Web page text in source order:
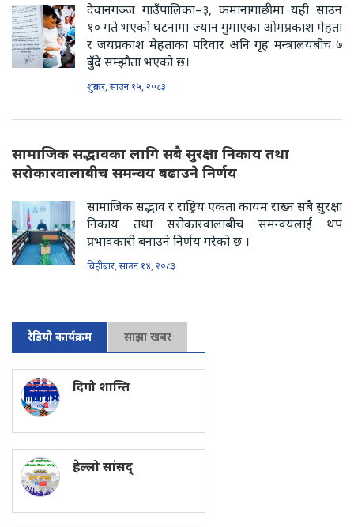
देवानगञ्ज गाउँपालिका–३, कमानागाछीमा यही साउन
१० गते भएको घटनामा ज्यान गुमाएका ओमप्रकाश मेहता
र जयप्रकाश मेहताका परिवार अनि गृह मन्त्रालयबीच ७
बुँदे सम्झौता भएको छ।
शुक्रबार, साउन १५, २०८३
सामाजिक सद्भावका लागि सबै सुरक्षा निकाय तथा
सरोकारवालाबीच समन्वय बढाउने निर्णय
सामाजिक सद्भाव र राष्ट्रिय एकता कायम राख्न सबै सुरक्षा
निकाय तथा सरोकारवालाबीच समन्वयलाई थप
प्रभावकारी बनाउने निर्णय गरेको छ ।
बिहीबार, साउन १४, २०८३
रेडियो कार्यक्रम साझा खबर
दिगो शान्ति
हेल्लो सांसद्